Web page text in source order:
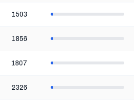
1503
1856
1807
2326